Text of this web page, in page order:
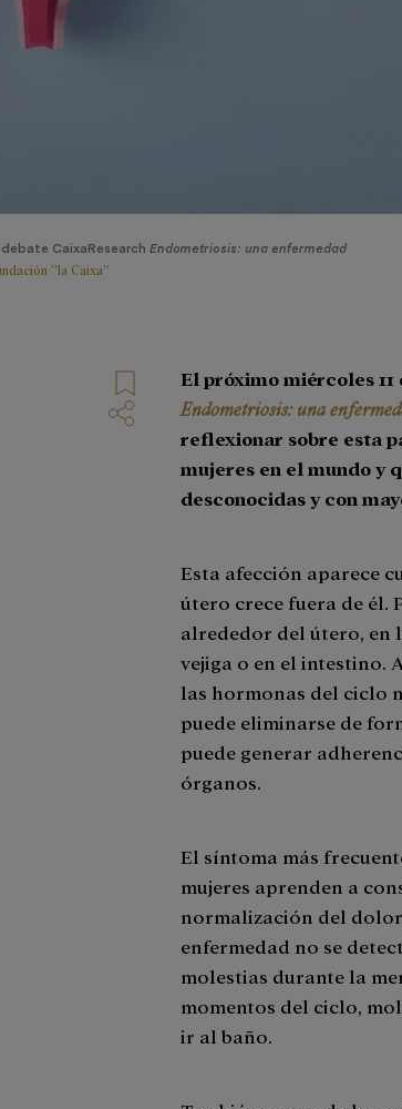
CaixaResearch Endometriosis: una enfermedad
”la Caixa”
El próximo miércoles
Endometriosis: una
reflexionar sobre esta
mujeres en el mundo y
desconocidas y con
Esta afección aparece
útero crece fuera de él.
alrededor del útero, en
vejiga o en el intestino.
las hormonas del ciclo
puede eliminarse de
puede generar
órganos.
El síntoma más
mujeres aprenden a
normalización del dolor
enfermedad no se
molestias durante la
momentos del ciclo,
ir al baño.